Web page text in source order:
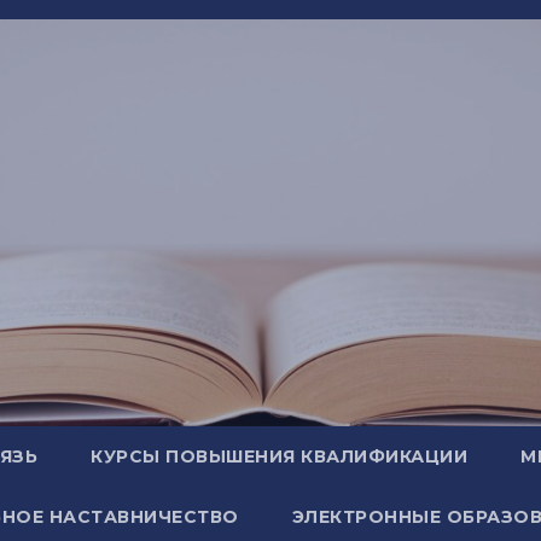
КУРСЫ ПОВЫШЕНИЯ КВАЛИФИКАЦИИ
НАСТАВНИЧЕСТВО ЭЛЕКТРОННЫЕ